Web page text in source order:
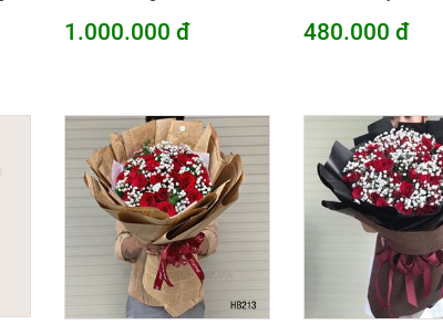
1.000.000 đ 480.000 đ